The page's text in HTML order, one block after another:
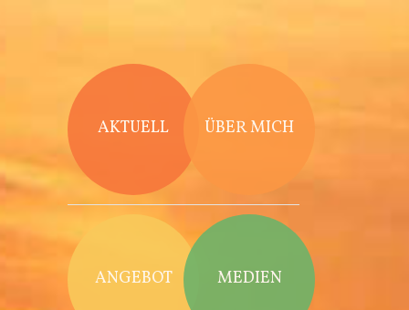
AKTUELL ÜBER MICH
ANGEBOT MEDIEN